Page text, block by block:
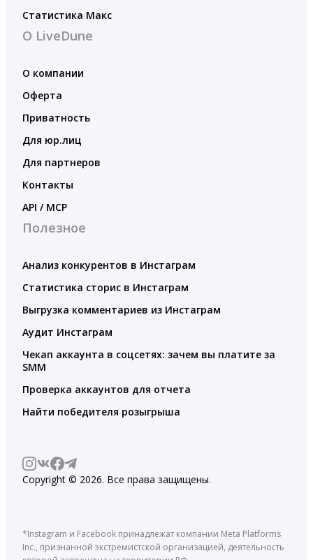
Статистика Макс
О LiveDune
О компании
Оферта
Приватность
Для юр.лиц
Для партнеров
Контакты
API / MCP
Полезное
Анализ конкурентов в Инстаграм
Статистика сторис в Инстаграм
Выгрузка комментариев из Инстаграм
Аудит Инстаграм
Чекап аккаунта в соцсетях: зачем вы платите за
SMM
Проверка аккаунтов для отчета
Найти победителя розыгрыша
Copyright © 2026. Все права защищены.
*Instagram и Facebook принадлежат компании Meta Platforms
Inc., признанной экстремистской организацией, деятельность